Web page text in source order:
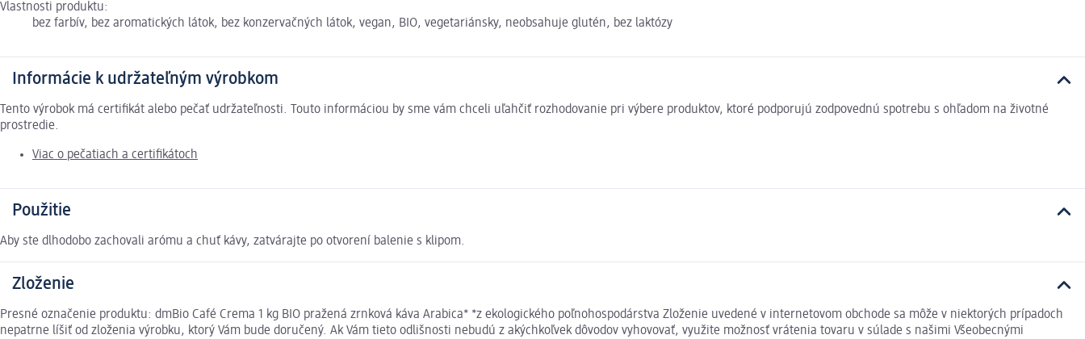
Vlastnosti produktu:
bez farbív, bez aromatických látok, bez konzervačných látok, vegan, BIO, vegetariánsky, neobsahuje glutén, bez laktózy
Informácie k udržateľným výrobkom
Tento výrobok má certifikát alebo pečať udržateľnosti. Touto informáciou by sme vám chceli uľahčiť rozhodovanie pri výbere produktov, ktoré podporujú zodpovednú spotrebu s ohľadom na životné
prostredie.
Viac o pečatiach a certifikátoch
Použitie
Aby ste dlhodobo zachovali arómu a chuť kávy, zatvárajte po otvorení balenie s klipom.
Zloženie
Presné označenie produktu: dmBio Café Crema 1 kg BIO pražená zrnková káva Arabica* *z ekologického poľnohospodárstva Zloženie uvedené v internetovom obchode sa môže v niektorých prípadoch
nepatrne líšiť od zloženia výrobku, ktorý Vám bude doručený. Ak Vám tieto odlišnosti nebudú z akýchkoľvek dôvodov vyhovovať, využite možnosť vrátenia tovaru v súlade s našimi Všeobecnými